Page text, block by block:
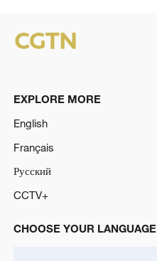
EXPLORE MORE
English
Français
Русский
CCTV+
CHOOSE YOUR LANGUAGE